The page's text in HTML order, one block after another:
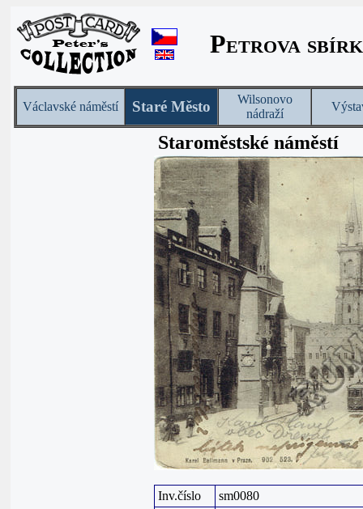
Petrova
Václavské náměstí Staré Město
Wilsonovo
nádraží
Staroměstské náměstí
Inv.číslo
sm0080